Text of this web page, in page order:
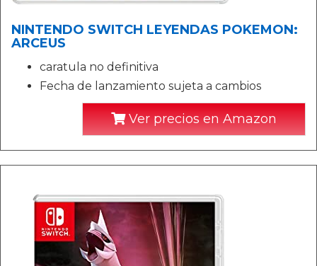
NINTENDO SWITCH LEYENDAS POKEMON:
ARCEUS
caratula no definitiva
Fecha de lanzamiento sujeta a cambios
Ver precios en Amazon